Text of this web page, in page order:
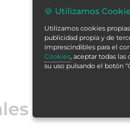
🍪 Utilizamos
Utilizamos cookies
publicidad propia y de
imprescindibles para el
Cookies, aceptar todas las
su uso pulsando el botón